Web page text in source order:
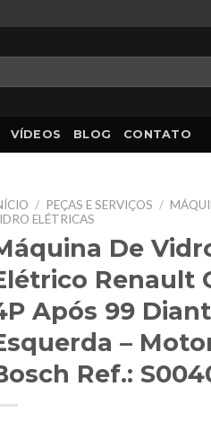
VÍDEOS BLOG CONTATO
/ PEÇAS E SERVIÇOS /
ELÉTRICAS
De
Renault
Após 99
–
Ref.: